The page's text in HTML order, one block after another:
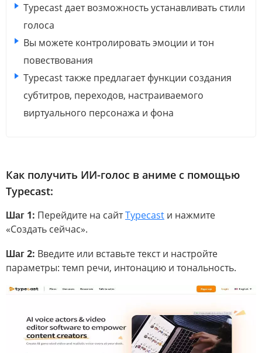
Typecast дает возможность устанавливать стили
голоса
Вы можете контролировать эмоции и тон
повествования
Typecast также предлагает функции создания
субтитров, переходов, настраиваемого
виртуального персонажа и фона
Как получить ИИ-голос в аниме с помощью
Typecast:
Шаг 1: Перейдите на сайтTypecast и нажмите
«Создать сейчас».
Шаг 2: Введите или вставьте текст и настройте
параметры: темп речи, интонацию и тональность.